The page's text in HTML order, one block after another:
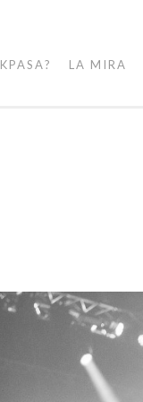
KPASA? LA MIRA